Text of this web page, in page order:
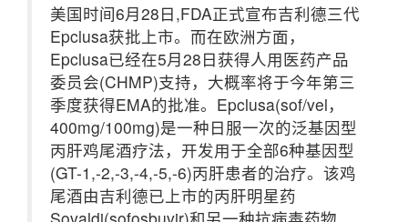
美国时间6月28日,FDA正式宣布吉利德三代
Epclusa获批上市。而在欧洲方面，
Epclusa已经在5月28日获得人用医药产品
委员会(CHMP)支持，大概率将于今年第三
季度获得EMA的批准。Epclusa(sof/vel，
400mg/100mg)是一种日服一次的泛基因型
丙肝鸡尾酒疗法，开发用于全部6种基因型
(GT-1,-2,-3,-4,-5,-6)丙肝患者的治疗。该鸡
尾酒由吉利德已上市的丙肝明星药